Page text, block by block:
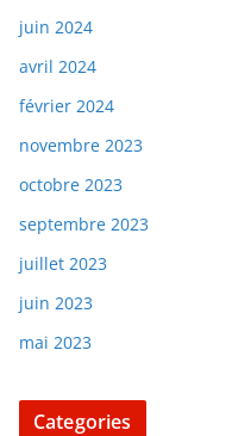
juin 2024
avril 2024
février 2024
novembre 2023
octobre 2023
septembre 2023
juillet 2023
juin 2023
mai 2023
Categories